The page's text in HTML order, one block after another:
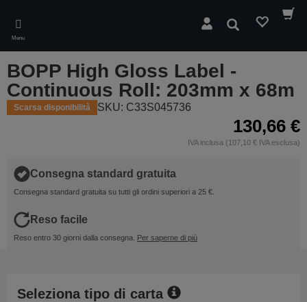
main
content
Menu
Cerca
BOPP High Gloss Label -
Continuous Roll: 203mm x 68m
Scarsa disponibilità SKU: C33S045736
130,66 €
IVA inclusa (107,10 € IVA esclusa)
Consegna standard gratuita
Consegna standard gratuita su tutti gli ordini superiori a 25 €.
Reso facile
Reso entro 30 giorni dalla consegna. Per saperne di più
Seleziona tipo di carta